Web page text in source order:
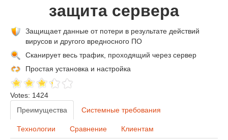
защита сервера
Защищает данные от потери в результате действий
вирусов и другого вредносного ПО
Сканирует весь трафик, проходящий через сервер
Простая установка и настройка
Votes: 1424
Преимущества
Системные требования
Технологии Сравнение Клиентам